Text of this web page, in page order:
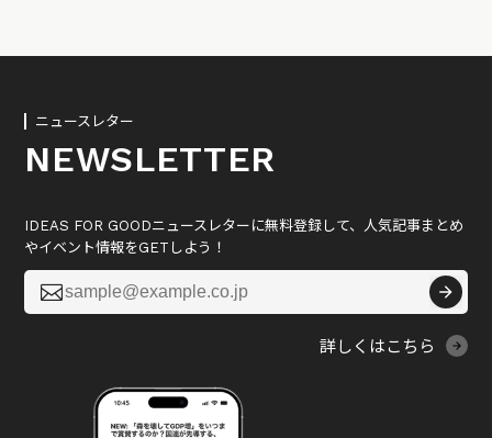
ニュースレター
NEWSLETTER
IDEAS FOR GOODニュースレターに無料登録して、人気記事まとめ
やイベント情報をGETしよう！

詳しくはこちら